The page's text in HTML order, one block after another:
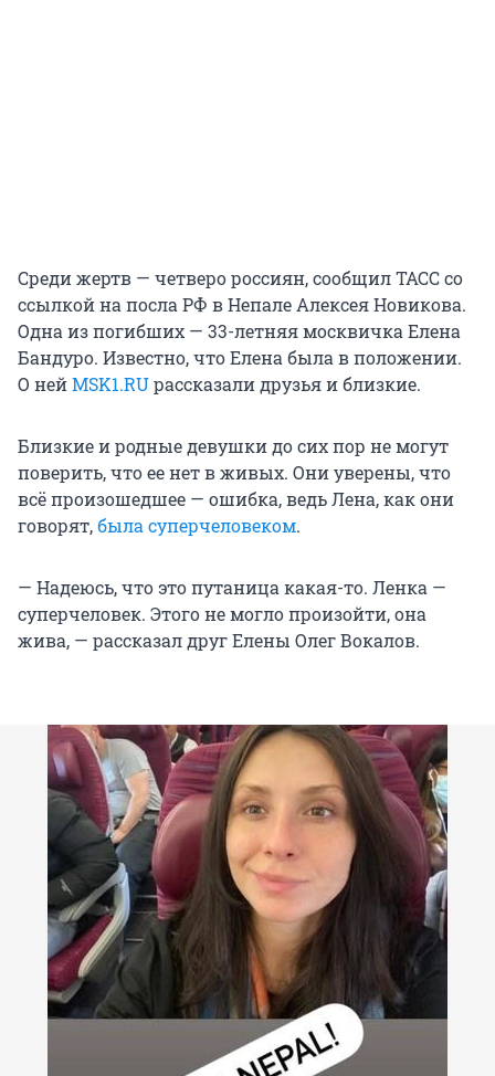
Среди жертв — четверо россиян, сообщил ТАСС со
ссылкой на посла РФ в Непале Алексея Новикова.
Одна из погибших — 33-летняя москвичка Елена
Бандуро. Известно, что Елена была в положении.
О нейMSK1.RUрассказали друзья и близкие.
Близкие и родные девушки до сих пор не могут
поверить, что ее нет в живых. Они уверены, что
всё произошедшее — ошибка, ведь Лена, как они
говорят,была суперчеловеком.
— Надеюсь, что это путаница какая-то. Ленка —
суперчеловек. Этого не могло произойти, она
жива, — рассказал друг Елены Олег Вокалов.